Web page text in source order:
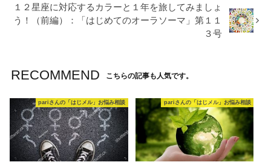
１２星座に対応するカラーと１年を旅してみましょ
う！（前編）：「はじめてのオーラソーマ」第１１
３号
RECOMMEND こちらの記事も人気です。
pariさんの「はじメル」お悩み相談 pariさんの「はじメル」お悩み相談